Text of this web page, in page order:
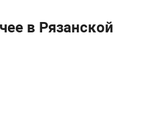
в Рязанской